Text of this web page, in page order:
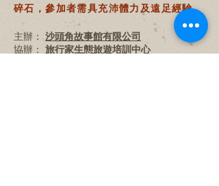
碎石，參加者需具充沛體力及遠足經驗。
主辦： 沙頭角故事館有限公司
協辦： 旅行家生態旅遊培訓中心